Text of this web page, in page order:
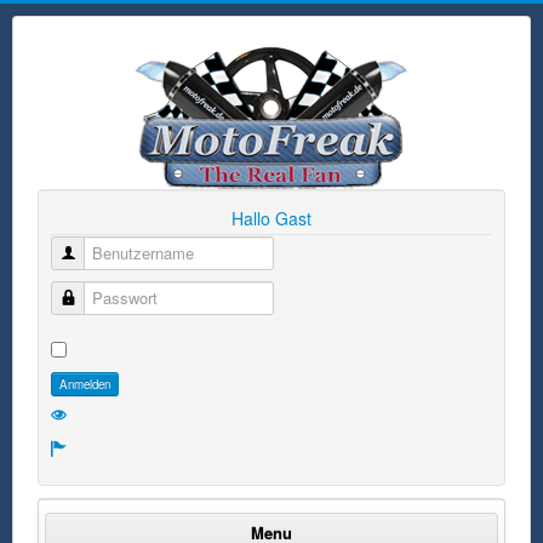
Hallo Gast
Benutzername
Passwort
Anmelden
Menu